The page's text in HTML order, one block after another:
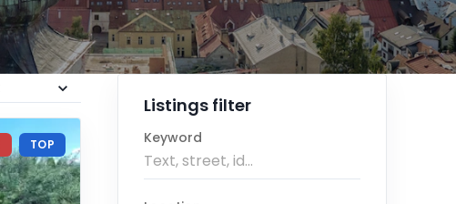
TOP
Listings filter
Keyword